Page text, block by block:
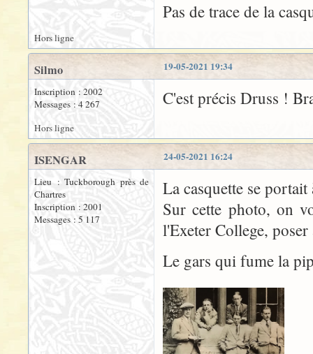
Pas de trace de la
Hors ligne
19-05-2021 19:34
Silmo
Inscription : 2002
Messages : 4 267
C'est précis Druss !
Hors ligne
24-05-2021 16:24
ISENGAR
Lieu : Tuckborough près de
Chartres
Inscription : 2001
Messages : 5 117
La casquette se
Sur cette photo, on
l'Exeter College,
Le gars qui fume la